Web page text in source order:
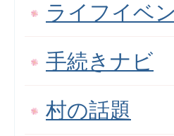
ライフイベ
手続きナビ
村の話題